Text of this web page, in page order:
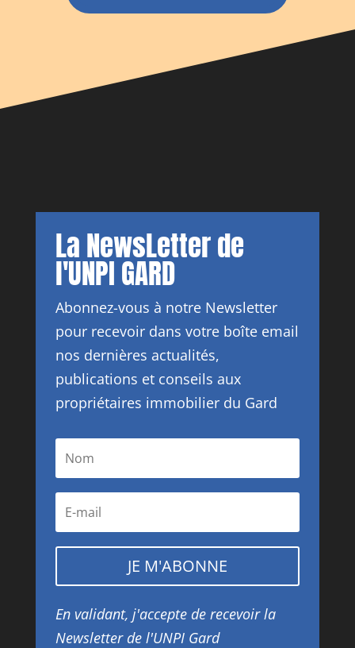
La NewsLetter de
l'UNPI GARD
Abonnez-vous à notre Newsletter
pour recevoir dans votre boîte email
nos dernières actualités,
publications et conseils aux
propriétaires immobilier du Gard
JE M'ABONNE
En validant, j'accepte de recevoir la
Newsletter de l'UNPI Gard